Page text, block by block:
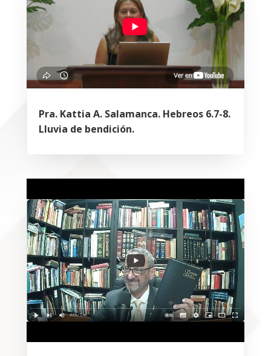
Pra. Kattia A. Salamanca. Hebreos 6.7-8.
Lluvia de bendición.